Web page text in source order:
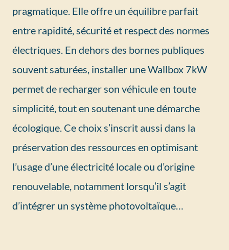
pragmatique. Elle offre un équilibre parfait
entre rapidité, sécurité et respect des normes
électriques. En dehors des bornes publiques
souvent saturées, installer une Wallbox 7kW
permet de recharger son véhicule en toute
simplicité, tout en soutenant une démarche
écologique. Ce choix s’inscrit aussi dans la
préservation des ressources en optimisant
l’usage d’une électricité locale ou d’origine
renouvelable, notamment lorsqu’il s’agit
d’intégrer un système photovoltaïque…